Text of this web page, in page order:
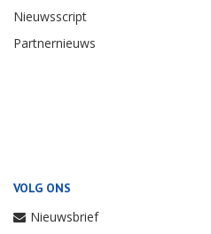
Nieuwsscript
Partnernieuws
VOLG ONS
Nieuwsbrief